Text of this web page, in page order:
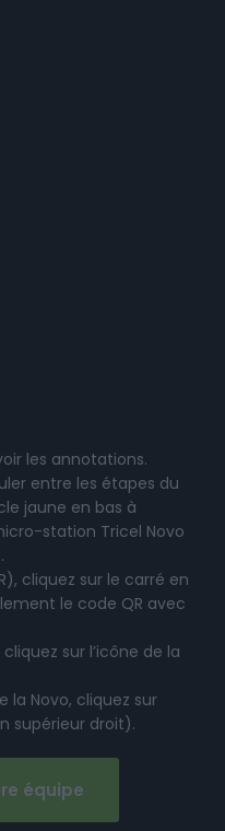
les annotations.
entre les étapes du
jaune en bas à
station Tricel Novo
cliquez sur le carré en
le code QR avec
sur l’icône de la
la Novo, cliquez sur
supérieur droit).
équipe